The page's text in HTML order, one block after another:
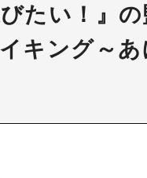
たい！』
キング～